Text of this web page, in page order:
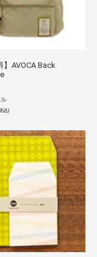
】AVOCA Back
込)